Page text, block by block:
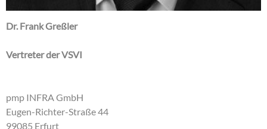
Dr. Frank Greßler
Vertreter der VSVI
pmp INFRA GmbH
Eugen-Richter-Straße 44
99085 Erfurt